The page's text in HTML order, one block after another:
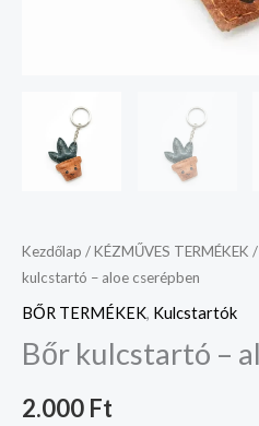
Kezdőlap /KÉZMŰVES TERMÉKEK /
kulcstartó – aloe cserépben
BŐR TERMÉKEK, Kulcstartók
Bőr kulcstartó –
2.000 Ft